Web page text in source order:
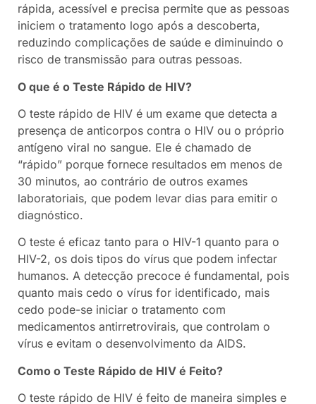
rápida, acessível e precisa permite que as pessoas
iniciem o tratamento logo após a descoberta,
reduzindo complicações de saúde e diminuindo o
risco de transmissão para outras pessoas.
O que é o Teste Rápido de HIV?
O teste rápido de HIV é um exame que detecta a
presença de anticorpos contra o HIV ou o próprio
antígeno viral no sangue. Ele é chamado de
“rápido” porque fornece resultados em menos de
30 minutos, ao contrário de outros exames
laboratoriais, que podem levar dias para emitir o
diagnóstico.
O teste é eficaz tanto para o HIV-1 quanto para o
HIV-2, os dois tipos do vírus que podem infectar
humanos. A detecção precoce é fundamental, pois
quanto mais cedo o vírus for identificado, mais
cedo pode-se iniciar o tratamento com
medicamentos antirretrovirais, que controlam o
vírus e evitam o desenvolvimento da AIDS.
Como o Teste Rápido de HIV é Feito?
O teste rápido de HIV é feito de maneira simples e